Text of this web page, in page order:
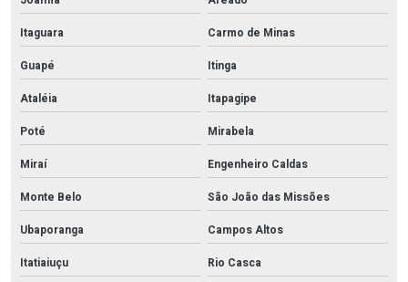
Itaguara
Carmo de Minas
Guapé
Itinga
Ataléia
Itapagipe
Poté
Mirabela
Miraí
Engenheiro Caldas
Monte Belo
São João das Missões
Ubaporanga
Campos Altos
Itatiaiuçu
Rio Casca